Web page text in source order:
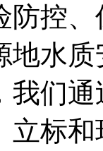
防控
地水
我们
立标